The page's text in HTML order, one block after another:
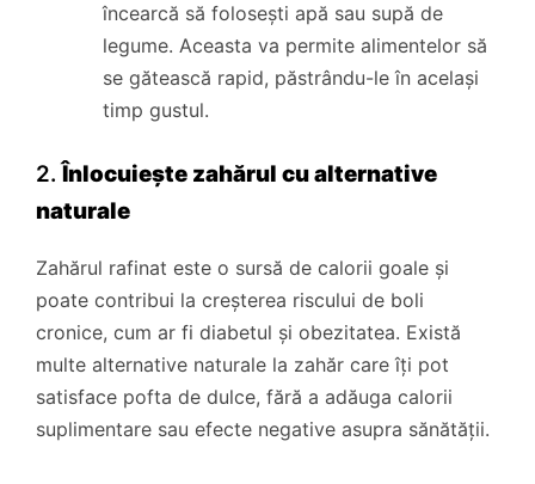
încearcă să folosești apă sau supă de
legume. Aceasta va permite alimentelor să
se gătească rapid, păstrându-le în același
timp gustul.
2.Înlocuiește zahărul cu alternative
naturale
Zahărul rafinat este o sursă de calorii goale și
poate contribui la creșterea riscului de boli
cronice, cum ar fi diabetul și obezitatea. Există
multe alternative naturale la zahăr care îți pot
satisface pofta de dulce, fără a adăuga calorii
suplimentare sau efecte negative asupra sănătății.